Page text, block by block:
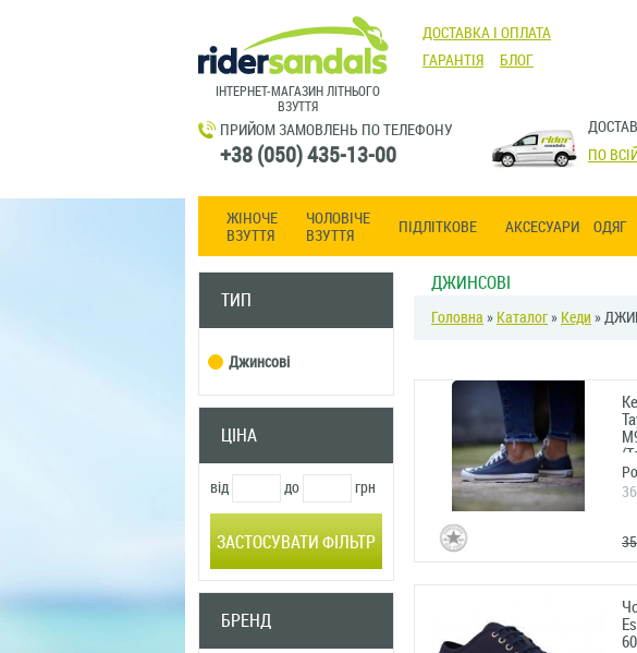
ІНТЕРНЕТ-МАГАЗИН ЛІТНЬОГО
ВЗУТТЯ
ДОСТАВКА І ОПЛАТА
ГАРАНТІЯ
БЛОГ
ПРИЙОМ ЗАМОВЛЕНЬ ПО ТЕЛЕФОНУ
+38 (050) 435-13-00
ПО
ЖІНОЧЕ
ВЗУТТЯ
ЧОЛОВІЧЕ
ВЗУТТЯ
ПІДЛІТКОВЕ АКСЕСУАРИ ОДЯГ
ТИП
Джинсові
ЦІНА
від до грн
ЗАСТОСУВАТИ ФІЛЬТР
БРЕНД
ДЖИНСОВІ
Головна » Каталог» Кеди »